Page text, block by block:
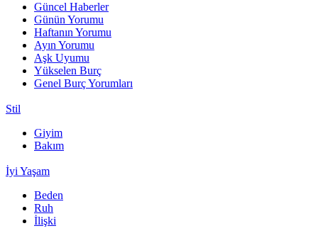
Güncel Haberler
Günün Yorumu
Haftanın Yorumu
Ayın Yorumu
Aşk Uyumu
Yükselen Burç
Genel Burç Yorumları
Stil
Giyim
Bakım
İyi Yaşam
Beden
Ruh
İlişki